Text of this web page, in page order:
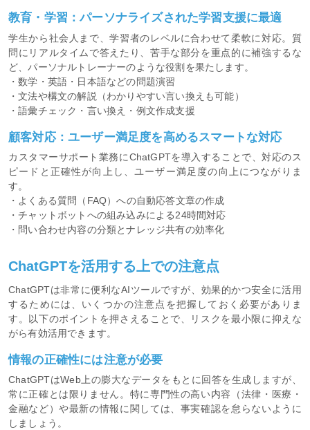
教育・学習：パーソナライズされた学習支援に最適
学生から社会人まで、学習者のレベルに合わせて柔軟に対応。質
問にリアルタイムで答えたり、苦手な部分を重点的に補強するな
ど、パーソナルトレーナーのような役割を果たします。
・数学・英語・日本語などの問題演習
・文法や構文の解説（わかりやすい言い換えも可能）
・語彙チェック・言い換え・例文作成支援
顧客対応：ユーザー満足度を高めるスマートな対応
カスタマーサポート業務にChatGPTを導入することで、対応のス
ピードと正確性が向上し、ユーザー満足度の向上につながりま
す。
・よくある質問（FAQ）への自動応答文章の作成
・チャットボットへの組み込みによる24時間対応
・問い合わせ内容の分類とナレッジ共有の効率化
ChatGPTを活用する上での注意点
ChatGPTは非常に便利なAIツールですが、効果的かつ安全に活用
するためには、いくつかの注意点を把握しておく必要がありま
す。以下のポイントを押さえることで、リスクを最小限に抑えな
がら有効活用できます。
情報の正確性には注意が必要
ChatGPTはWeb上の膨大なデータをもとに回答を生成しますが、
常に正確とは限りません。特に専門性の高い内容（法律・医療・
金融など）や最新の情報に関しては、事実確認を怠らないように
しましょう。